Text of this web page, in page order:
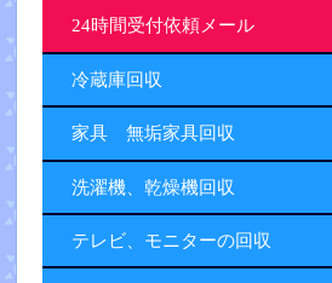
24時間受付依頼メール
冷蔵庫回収
家具 無垢家具回収
洗濯機、乾燥機回収
テレビ、モニターの回収